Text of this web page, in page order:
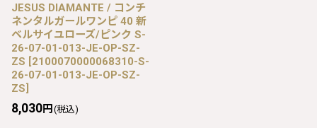
JESUS DIAMANTE / コンチ
ネンタルガールワンピ 40 新
ベルサイユローズ/ピンク S-
26-07-01-013-JE-OP-SZ-
ZS [2100070000068310-S-
26-07-01-013-JE-OP-SZ-
ZS]
8,030円 (税込)